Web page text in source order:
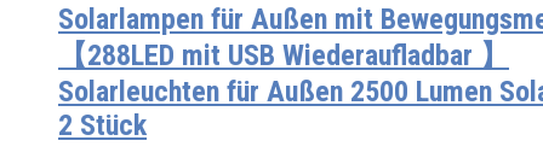
Solarlampen für Außen mit
【288LED mit USB Wiederaufladbar 】
Solarleuchten für Außen 2500 Lumen
2 Stück